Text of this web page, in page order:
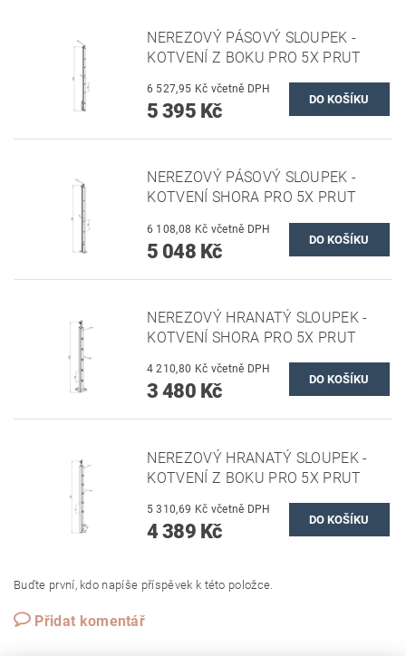
NEREZOVÝ PÁSOVÝ SLOUPEK -
KOTVENÍ Z BOKU PRO 5X PRUT
6 527,95 Kč včetně DPH
5 395 Kč
NEREZOVÝ PÁSOVÝ SLOUPEK -
KOTVENÍ SHORA PRO 5X PRUT
6 108,08 Kč včetně DPH
5 048 Kč
NEREZOVÝ HRANATÝ SLOUPEK -
KOTVENÍ SHORA PRO 5X PRUT
4 210,80 Kč včetně DPH
3 480 Kč
NEREZOVÝ HRANATÝ SLOUPEK -
KOTVENÍ Z BOKU PRO 5X PRUT
5 310,69 Kč včetně DPH
4 389 Kč
Buďte první, kdo napíše příspěvek k této položce.
Přidat komentář